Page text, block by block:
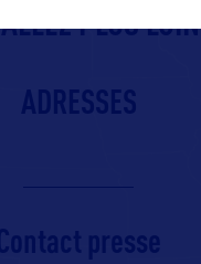
ALLEZ PLUS LOIN
ADRESSES
Contact presse